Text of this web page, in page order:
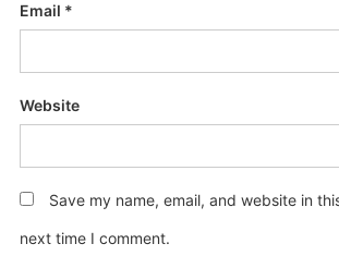
Email *
Website
Save my name, email, and website in
next time I comment.